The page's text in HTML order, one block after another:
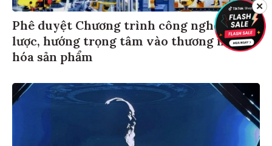
Phê duyệt Chương trình công nghệ chiến
lược, hướng trọng tâm vào thương mại
hóa sản phẩm
✕